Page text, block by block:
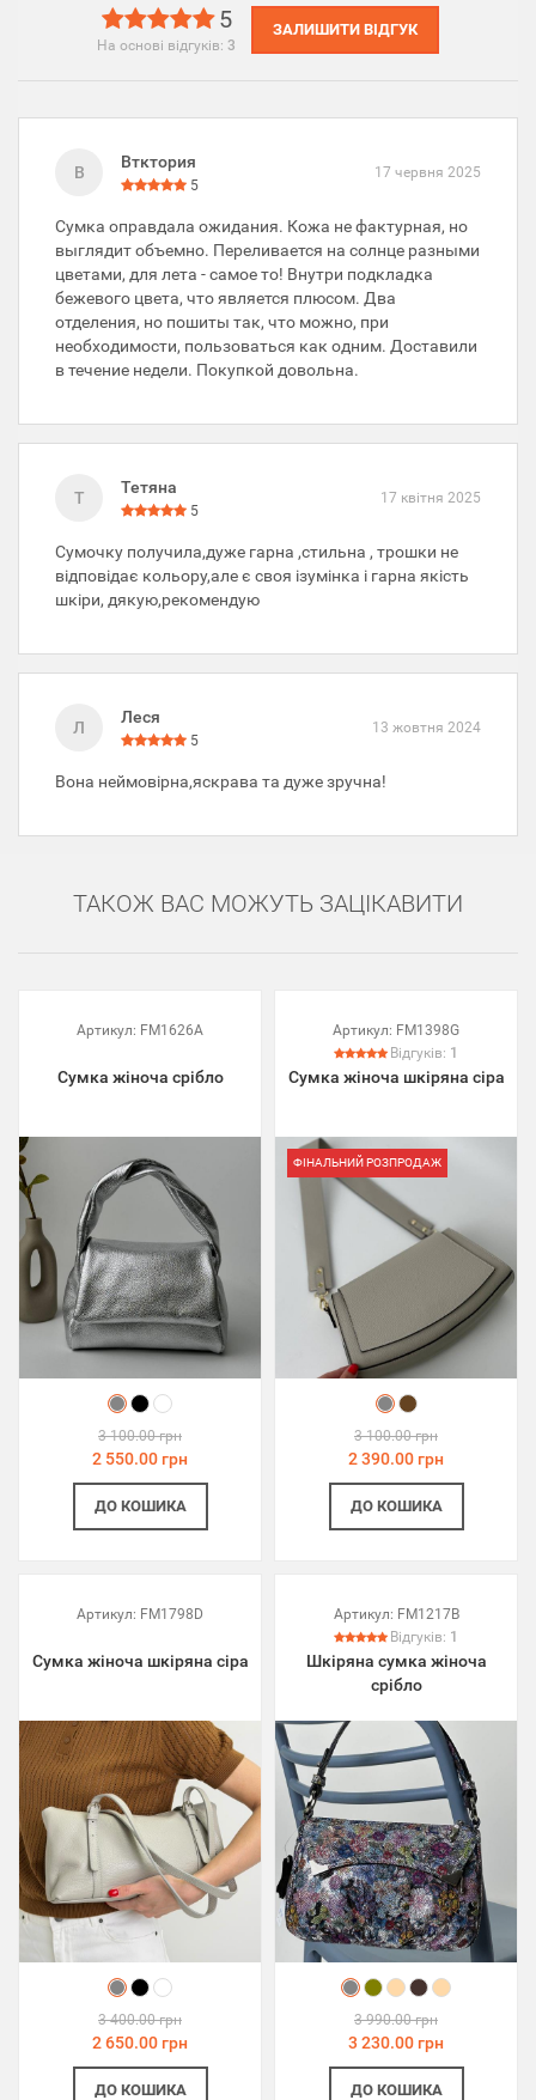
5
На основі відгуків: 3
ЗАЛИШИТИ ВІДГУК
В
Втктория
5
17 червня 2025
Сумка оправдала ожидания. Кожа не фактурная, но
выглядит объемно. Переливается на солнце разными
цветами, для лета - самое то! Внутри подкладка
бежевого цвета, что является плюсом. Два
отделения, но пошиты так, что можно, при
необходимости, пользоваться как одним. Доставили
в течение недели. Покупкой довольна.
Т
Тетяна
5
17 квітня 2025
Сумочку получила,дуже гарна ,стильна , трошки не
відповідає кольору,але є своя ізумінка і гарна якість
шкіри, дякую,рекомендую
Л
Леся
5
13 жовтня 2024
Вона неймовірна,яскрава та дуже зручна!
ТАКОЖ ВАС МОЖУТЬ ЗАЦІКАВИТИ
Артикул: FM1626A
Сумка жіноча срібло
3 100.00 грн
2 550.00 грн
ДО КОШИКА
Артикул: FM1398G
Відгуків: 1
Сумка жіноча шкіряна сіра
ФІНАЛЬНИЙ РОЗПРОДАЖ
3 100.00 грн
2 390.00 грн
ДО КОШИКА
Артикул: FM1798D
Сумка жіноча шкіряна сіра
3 400.00 грн
2 650.00 грн
ДО КОШИКА
Артикул: FM1217B
Відгуків: 1
Шкіряна сумка жіноча
срібло
3 990.00 грн
3 230.00 грн
ДО КОШИКА